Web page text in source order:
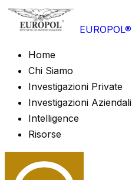
EUROPOL®
Home
Chi Siamo
Investigazioni Private
Investigazioni Aziendali
Intelligence
Risorse